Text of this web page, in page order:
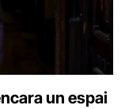
un espai